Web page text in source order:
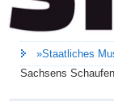
»Staatliches
Sachsens